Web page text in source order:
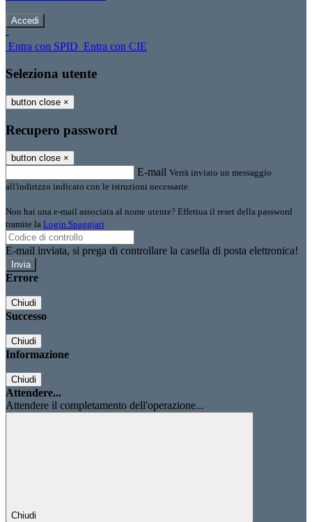
-
Entra con SPID Entra con CIE
Seleziona utente
button close ×
Recupero password
button close ×
E-mail Verrà inviato un messaggio
all'indirizzo indicato con le istruzioni necessarie.
Non hai una e-mail associata al nome utente? Effettua il reset della password
tramite la Login Spaggiari
E-mail inviata, si prega di controllare la casella di posta elettronica!
Errore
Chiudi
Successo
Chiudi
Informazione
Chiudi
Attendere...
Attendere il completamento dell'operazione...
Chiudi